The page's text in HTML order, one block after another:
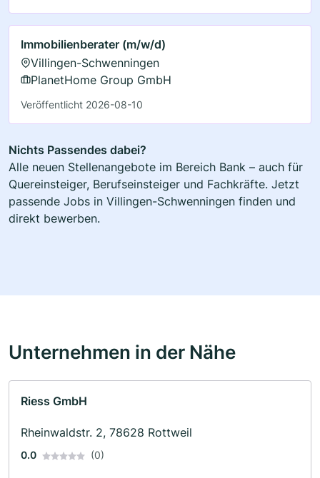
Immobilienberater (m/w/d)
Villingen-Schwenningen
PlanetHome Group GmbH
Veröffentlicht 2026-08-10
Nichts Passendes dabei?
Alle neuen Stellenangebote im Bereich Bank – auch für
Quereinsteiger, Berufseinsteiger und Fachkräfte. Jetzt
passende Jobs in Villingen-Schwenningen finden und
direkt bewerben.
Unternehmen in der Nähe
Riess GmbH
Rheinwaldstr. 2, 78628 Rottweil
0.0 (0)